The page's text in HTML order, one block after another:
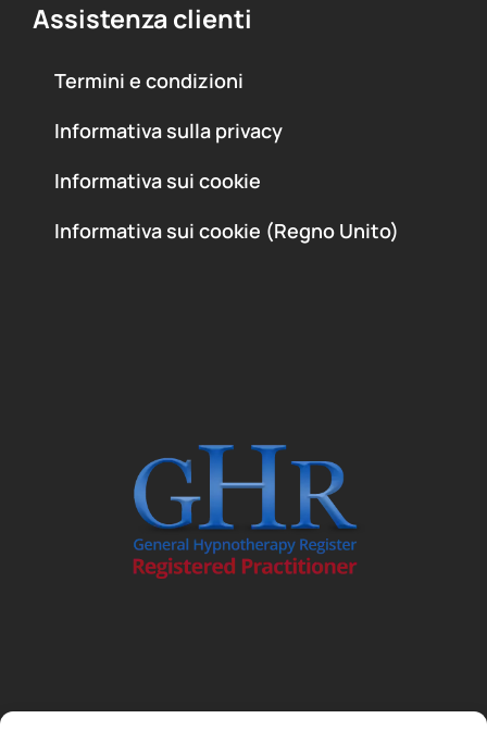
Assistenza clienti
Termini e condizioni
Informativa sulla privacy
Informativa sui cookie
Informativa sui cookie (Regno Unito)